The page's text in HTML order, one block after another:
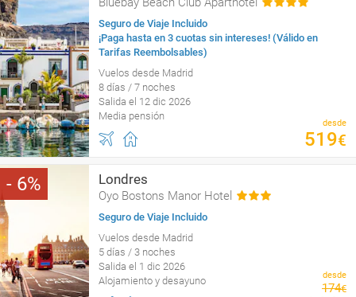
Seguro de Viaje Incluido
¡Paga hasta en 3 cuotas sin intereses! (Válido en
Tarifas Reembolsables)
Vuelos desde Madrid
8 días / 7 noches
Salida el 12 dic 2026
Media pensión
desde
519€
6 Londres
Oyo Bostons Manor Hotel
Seguro de Viaje Incluido
Vuelos desde Madrid
5 días / 3 noches
Salida el 1 dic 2026
Alojamiento y desayuno
desde
174€